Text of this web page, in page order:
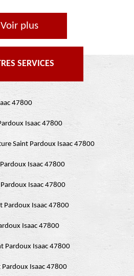
Voir plus
SERVICES
47800
Isaac 47800
Saint Pardoux Isaac 47800
Isaac 47800
Isaac 47800
Pardoux Isaac 47800
Isaac 47800
Pardoux Isaac 47800
Pardoux Isaac 47800